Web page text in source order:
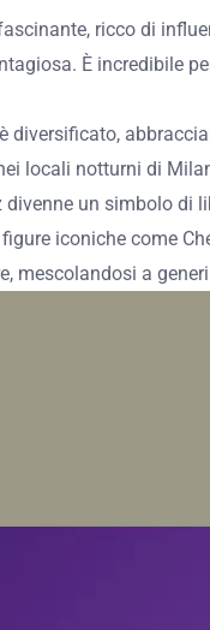
ricco di
È incredibile
diversificato,
locali notturni di
un simbolo di
iconiche come
mescolandosi a